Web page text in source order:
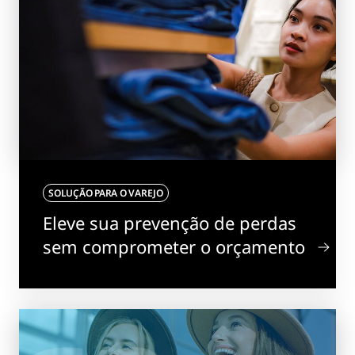
SOLUÇÃO PARA O VAREJO
Eleve sua prevenção de perdas
sem comprometer o orçamento